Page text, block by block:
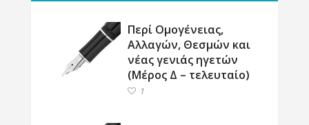
Περί Ομογένειας,
Αλλαγών, Θεσμών και
νέας γενιάς ηγετών
(Μέρος Δ – τελευταίο)
1